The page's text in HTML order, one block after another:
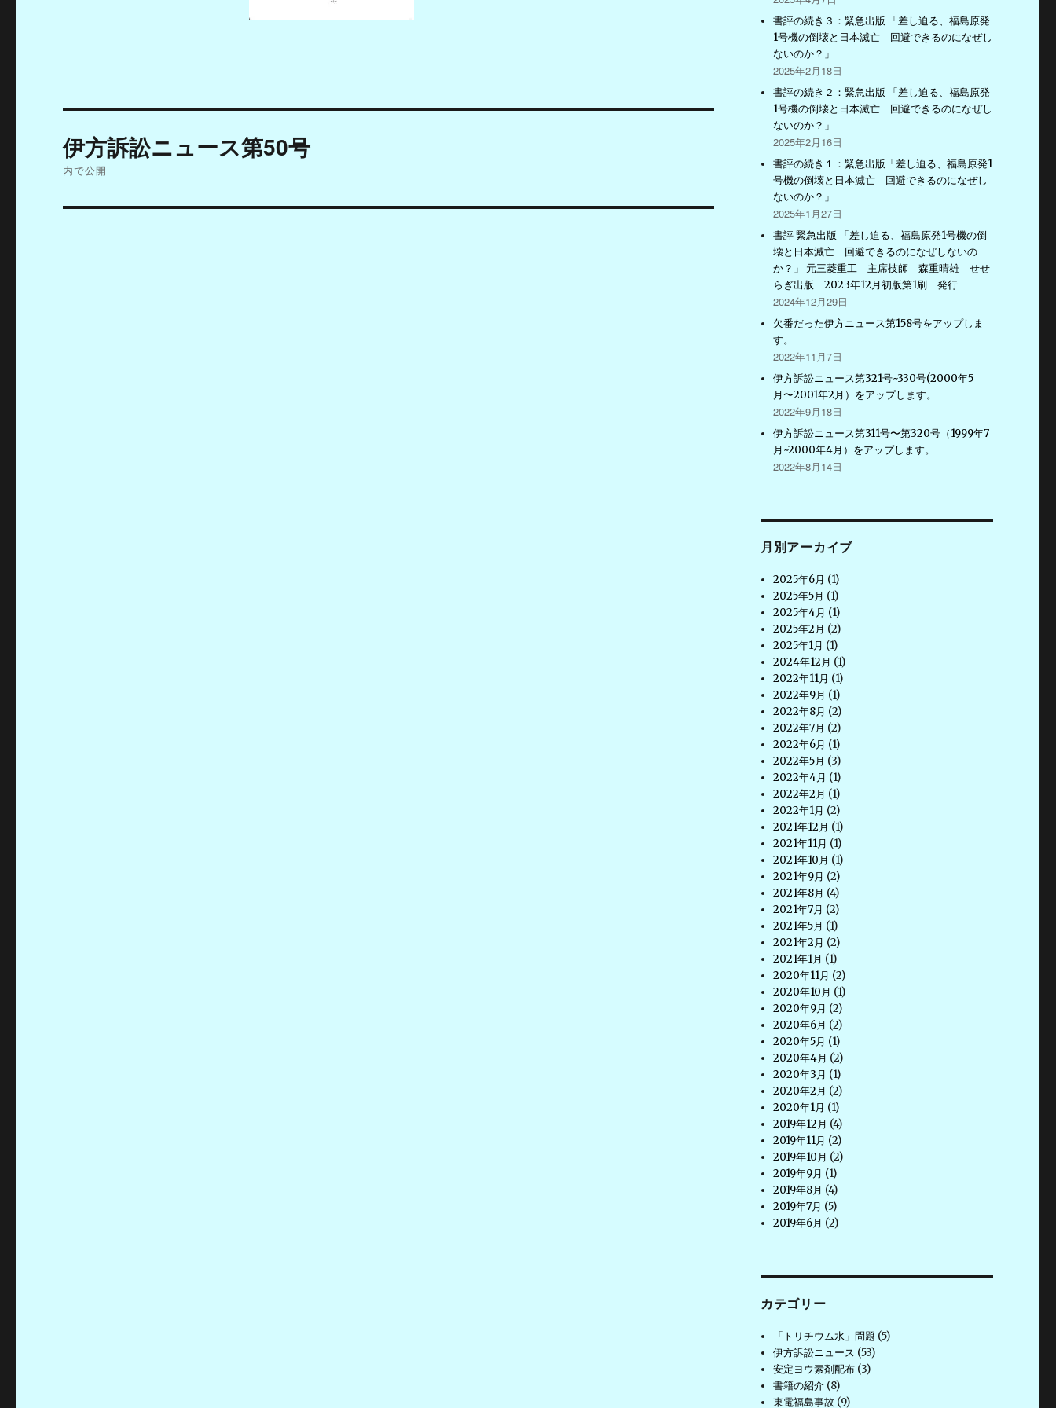
稿
伊方訴訟ニュース第50号
内で公開
書評の続き３：緊急出版 「差し迫る、福島原発
1号機の倒壊と日本滅亡 回避できるのになぜし
ないのか？」
2025年2月18日
書評の続き２：緊急出版 「差し迫る、福島原発
1号機の倒壊と日本滅亡 回避できるのになぜし
ないのか？」
2025年2月16日
書評の続き１：緊急出版「差し迫る、福島原発1
号機の倒壊と日本滅亡 回避できるのになぜし
ないのか？」
2025年1月27日
書評 緊急出版 「差し迫る、福島原発1号機の倒
壊と日本滅亡 回避できるのになぜしないの
か？」 元三菱重工 主席技師 森重晴雄 せせ
らぎ出版 2023年12月初版第1刷 発行
2024年12月29日
欠番だった伊方ニュース第158号をアップしま
す。
2022年11月7日
伊方訴訟ニュース第321号~330号(2000年5
月〜2001年2月）をアップします。
2022年9月18日
伊方訴訟ニュース第311号〜第320号（1999年7
月~2000年4月）をアップします。
2022年8月14日
月別アーカイブ
2025年6月 (1)
2025年5月 (1)
2025年4月 (1)
2025年2月 (2)
2025年1月 (1)
2024年12月 (1)
2022年11月 (1)
2022年9月 (1)
2022年8月 (2)
2022年7月 (2)
2022年6月 (1)
2022年5月 (3)
2022年4月 (1)
2022年2月 (1)
2022年1月 (2)
2021年12月 (1)
2021年11月 (1)
2021年10月 (1)
2021年9月 (2)
2021年8月 (4)
2021年7月 (2)
2021年5月 (1)
2021年2月 (2)
2021年1月 (1)
2020年11月 (2)
2020年10月 (1)
2020年9月 (2)
2020年6月 (2)
2020年5月 (1)
2020年4月 (2)
2020年3月 (1)
2020年2月 (2)
2020年1月 (1)
2019年12月 (4)
2019年11月 (2)
2019年10月 (2)
2019年9月 (1)
2019年8月 (4)
2019年7月 (5)
2019年6月 (2)
カテゴリー
「トリチウム水」問題 (5)
伊方訴訟ニュース (53)
安定ヨウ素剤配布 (3)
書籍の紹介 (8)
東電福島事故 (9)